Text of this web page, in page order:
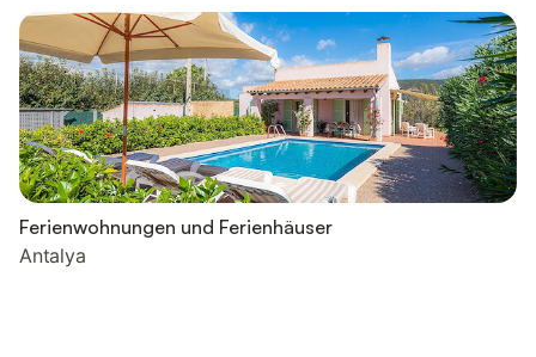
Ferienwohnungen und Ferienhäuser
Antalya